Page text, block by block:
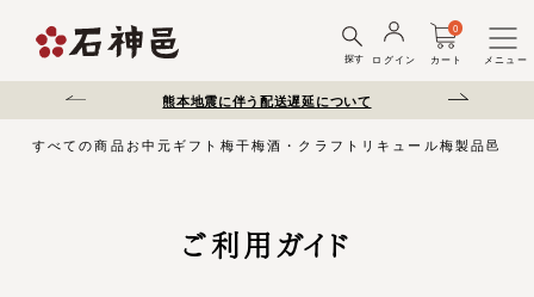
探す ログイン カート
0
メニュー
注意ください。 熊本地震に伴う配送遅延について
すべての商品 お中元 ギフト 梅干梅酒・クラフトリキュール梅製品邑じ
ご利用ガイド